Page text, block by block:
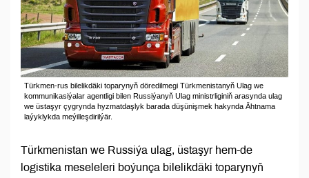
Türkmen-rus bilelikdäki toparynyň döredilmegi Türkmenistanyň Ulag we
kommunikasiýalar agentligi bilen Russiýanyň Ulag ministrliginiň arasynda ulag
we üstaşyr çygrynda hyzmatdaşlyk barada düşünişmek hakynda Ähtnama
laýyklykda meýilleşdirilýär.
Türkmenistan we Russiýa ulag, üstaşyr hem-de
logistika meseleleri boýunça bilelikdäki toparynyň